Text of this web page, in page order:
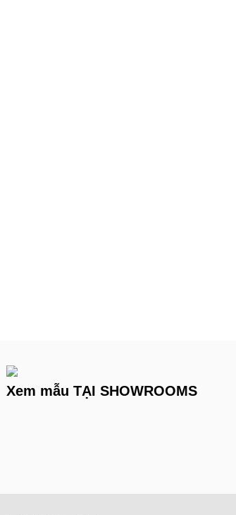
Xem mẫu TẠI SHOWROOMS